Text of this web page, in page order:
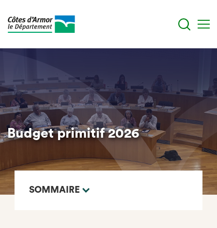
principal
Budget primitif 2026
SOMMAIRE